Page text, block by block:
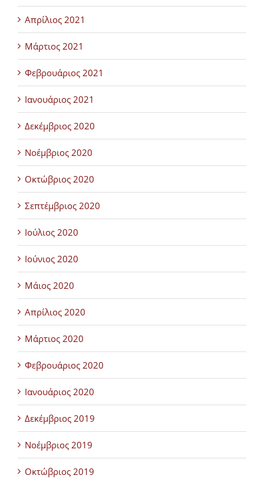
Απρίλιος 2021
Μάρτιος 2021
Φεβρουάριος 2021
Ιανουάριος 2021
Δεκέμβριος 2020
Νοέμβριος 2020
Οκτώβριος 2020
Σεπτέμβριος 2020
Ιούλιος 2020
Ιούνιος 2020
Μάιος 2020
Απρίλιος 2020
Μάρτιος 2020
Φεβρουάριος 2020
Ιανουάριος 2020
Δεκέμβριος 2019
Νοέμβριος 2019
Οκτώβριος 2019